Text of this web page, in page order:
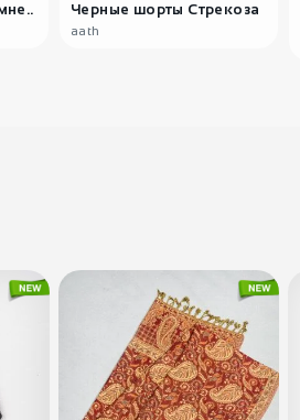
Черные шорты Стрекоза
аath